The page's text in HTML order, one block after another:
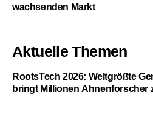
wachsenden Markt
Aktuelle Themen
RootsTech 2026: Weltgrößte
bringt Millionen Ahnenforscher